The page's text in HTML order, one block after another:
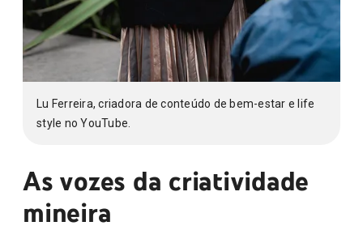
Lu Ferreira, criadora de conteúdo de bem-estar e life
style no YouTube.
As vozes da criatividade
mineira